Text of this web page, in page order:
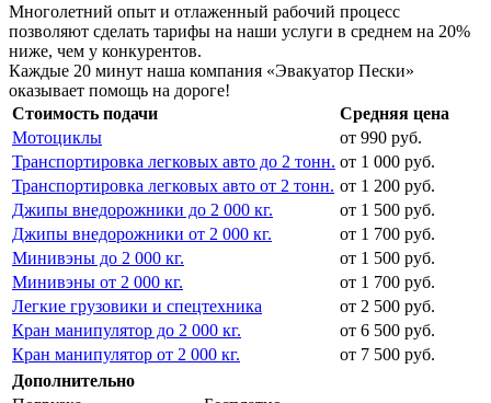
Многолетний опыт и отлаженный рабочий процесс
позволяют сделать тарифы на наши услуги в среднем на 20%
ниже, чем у конкурентов.
Каждые 20 минут наша компания «Эвакуатор Пески»
оказывает помощь на дороге!
Стоимость подачи
Средняя цена
Мотоциклы
от 990 руб.
Транспортировка легковых авто до 2 тонн. от 1 000 руб.
Транспортировка легковых авто от 2 тонн. от 1 200 руб.
Джипы внедорожники до 2 000 кг.
от 1 500 руб.
Джипы внедорожники от 2 000 кг.
от 1 700 руб.
Минивэны до 2 000 кг.
от 1 500 руб.
Минивэны от 2 000 кг.
от 1 700 руб.
Легкие грузовики и спецтехника
от 2 500 руб.
Кран манипулятор до 2 000 кг.
от 6 500 руб.
Кран манипулятор от 2 000 кг.
от 7 500 руб.
Дополнительно